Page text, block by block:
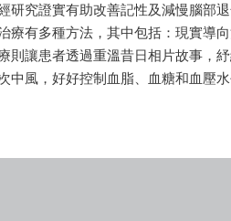
研究證實有助改善記性及減慢腦部
療有多種方法，其中包括：現實導
則讓患者透過重溫昔日相片故事，
中風，好好控制血脂、血糖和血壓